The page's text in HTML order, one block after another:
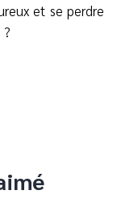
et se perdre